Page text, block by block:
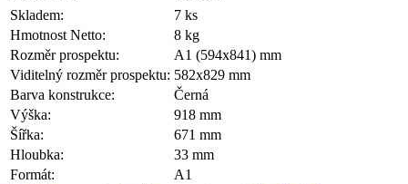
Skladem:
7 ks
Hmotnost Netto:
8 kg
Rozměr prospektu:
A1 (594x841) mm
Viditelný rozměr prospektu: 582x829 mm
Barva konstrukce:
Černá
Výška:
918 mm
Šířka:
671 mm
Hloubka:
33 mm
Formát:
A1